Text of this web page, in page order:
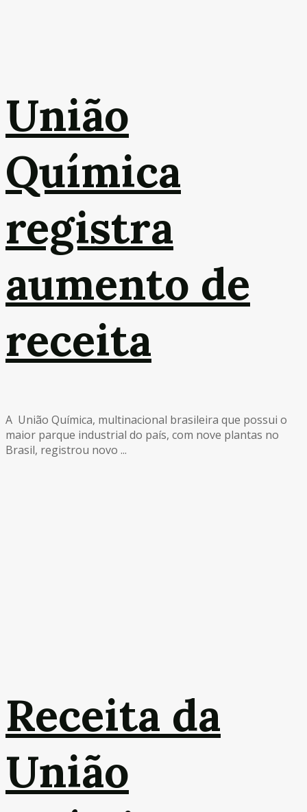
União
Química
registra
aumento de
receita
A União Química, multinacional brasileira que possui o
maior parque industrial do país, com nove plantas no
Brasil, registrou novo ...
Receita da
União